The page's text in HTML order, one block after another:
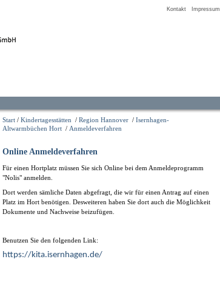
Kontakt Impressum
Start / Kindertagesstätten / Region Hannover / Isernhagen-
Altwarmbüchen Hort / Anmeldeverfahren
Online Anmeldeverfahren
Für einen Hortplatz müssen Sie sich Online bei dem Anmeldeprogramm
"Nolis" anmelden.
Dort werden sämliche Daten abgefragt, die wir für einen Antrag auf einen
Platz im Hort benötigen. Desweiteren haben Sie dort auch die Möglichkeit
Dokumente und Nachweise beizufügen.
Benutzen Sie den folgenden Link:
https://kita.isernhagen.de/